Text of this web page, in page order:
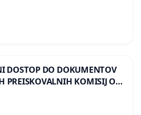
DOSTOP DO DOKUMENTOV
PREISKOVALNIH KOMISIJ O
Z OROŽJEM